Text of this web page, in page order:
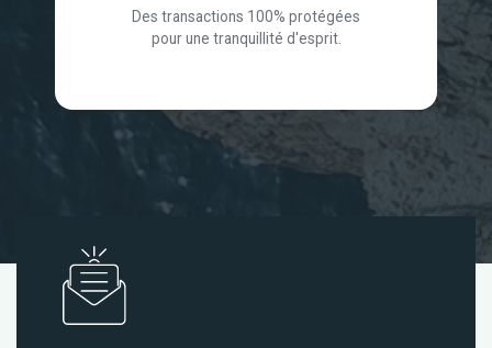
Des transactions 100% protégées
pour une tranquillité d'esprit.